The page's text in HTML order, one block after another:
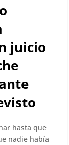
juicio
hasta que
nadie había